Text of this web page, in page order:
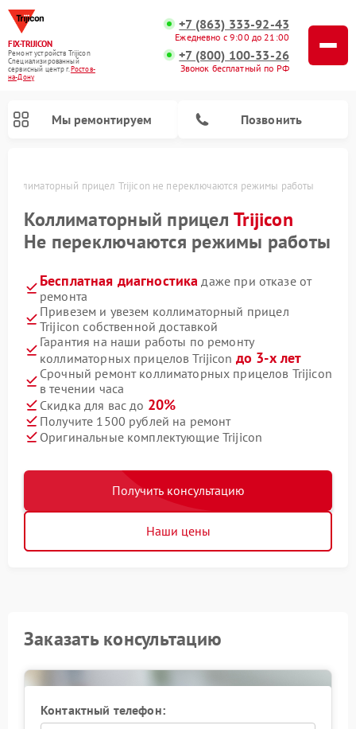
FIX-TRIJICON
Ремонт устройств Trijicon
Специализированный
cервисный центр г.Ростов-
на-Дону
+7 (863) 333-92-43
Ежедневно с 9:00 до 21:00
+7 (800) 100-33-26
Звонок бесплатный по РФ
Мы ремонтируем Позвонить
Коллиматорный прицел Trijicon не переключаются режимы работы
Коллиматорный прицелTrijicon
Не переключаются режимы работы
Бесплатная диагностика даже при отказе от
ремонта
Привезем и увезем коллиматорный прицел
Trijicon собственной доставкой
Гарантия на наши работы по ремонту
коллиматорных прицелов Trijicon до 3-х лет
Срочный ремонт коллиматорных прицелов Trijicon
в течении часа
Скидка для вас до 20%
Получите 1500 рублей на ремонт
Оригинальные комплектующие Trijicon
Получить консультацию
Наши цены
Заказать консультацию
Контактный телефон: